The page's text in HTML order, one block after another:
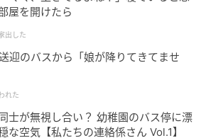
小している背景には、都心部でタ
億円を突破し、売れ行きが鈍化し
す。
外客数は4,200万人と、過去最高
3,700万人を上回り、ハイエンド
屋を開けたら
出した
迎のバスから「娘が降りてきてませ
れた
士が無視し合い？ 幼稚園のバス停に漂
な空気【私たちの連絡係さん Vol.1】